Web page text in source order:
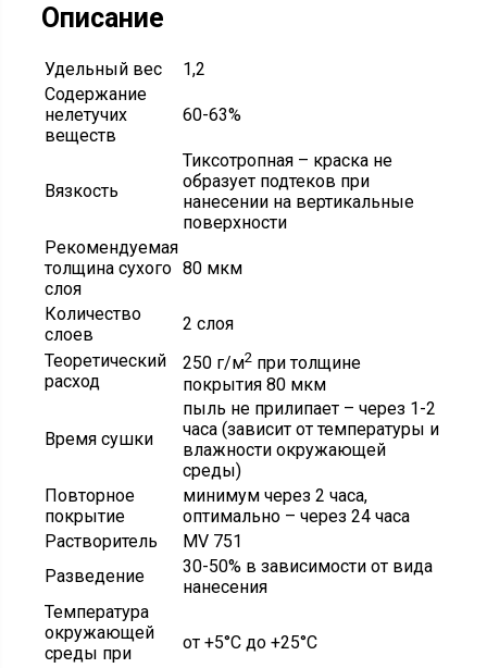
Описание
Удельный вес
1,2
Содержание
нелетучих
веществ
60-63%
Вязкость
Тиксотропная – краска не
образует подтеков при
нанесении на вертикальные
поверхности
Рекомендуемая
толщина сухого
слоя
80 мкм
Количество
слоев
2 слоя
Теоретический
расход
250 г/м2 при толщине
покрытия 80 мкм
Время сушки
пыль не прилипает – через 1-2
часа (зависит от температуры и
влажности окружающей
среды)
Повторное
покрытие
минимум через 2 часа,
оптимально – через 24 часа
Растворитель
MV 751
Разведение
30-50% в зависимости от вида
нанесения
Температура
окружающей
среды при
от +5°С до +25°С